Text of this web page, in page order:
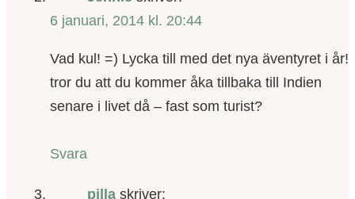
6 januari, 2014 kl. 20:44
Vad kul! =) Lycka till med det nya äventyret i år!
tror du att du kommer åka tillbaka till Indien
senare i livet då – fast som turist?
Svara
pilla skriver: